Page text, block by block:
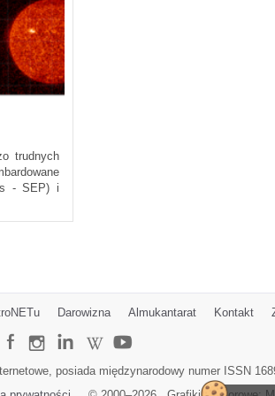
trudnych
- SEP) i
Darowizna Almukantarat Kontakt
posiada międzynarodowy numer ISSN